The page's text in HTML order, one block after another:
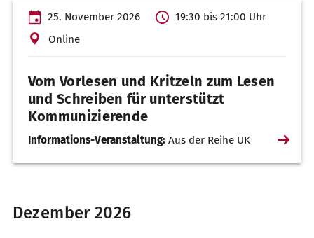
25. November 2026
19:30 bis 21:00 Uhr
Online
Vom Vorlesen und Kritzeln zum Lesen
und Schreiben für unterstützt
Kommunizierende
Informations-Veranstaltung:Aus der Reihe UK
Dezember 2026